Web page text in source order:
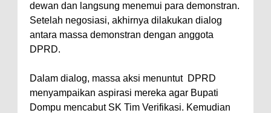
dan Penguatan Kolaborasi
Wali Kota Bima Hadiri Rakornas
Umum Fraksi DPRD terhadap
Raperda Pertanggungjawaban
dewan dan langsung menemui para demonstran.
Setelah negosiasi, akhirnya dilakukan dialog
antara massa demonstran dengan anggota
DPRD.
Dalam dialog, massa aksi menuntut DPRD
menyampaikan aspirasi mereka agar Bupati
Dompu mencabut SK Tim Verifikasi. Kemudian